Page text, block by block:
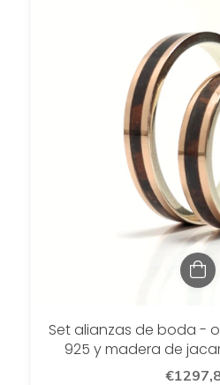
Set alianzas de boda -
925 y madera de